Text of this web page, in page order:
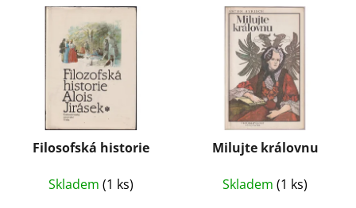
Filosofská historie
Skladem (1 ks)
Milujte královnu
Skladem (1 ks)